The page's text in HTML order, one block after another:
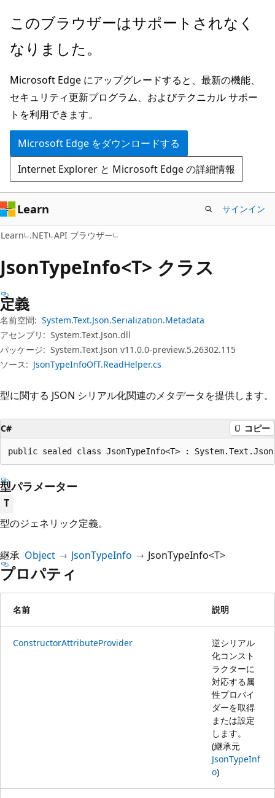
メ
ン
ン
テ
ン
ツ
に
ス
キ
ッ
プ
ペ
ジ
ナ
ビ
ゲ
ー
シ
ョ
ン
に
ス
キ
プ
このブラウザーはサポートされなく
なりました。
Microsoft Edge にアップグレードすると、最新の機能、
セキュリティ更新プログラム、およびテクニカル サポー
トを利用できます。
Microsoft Edge をダウンロードする
Internet Explorer と Microsoft Edge の詳細情報
Learn サインイン
Learn .NET API ブラウザー
JsonTypeInfo<T> クラス
定義
名前空間: System.Text.Json.Serialization.Metadata
アセンブリ: System.Text.Json.dll
パッケージ: System.Text.Json v11.0.0-preview.5.26302.115
ソース: JsonTypeInfoOfT.ReadHelper.cs
型に関する JSON シリアル化関連のメタデータを提供します。
C# コピー
public sealed class JsonTypeInfo<T> :
型パラメーター
T
型のジェネリック定義。
継承 Object JsonTypeInfo JsonTypeInfo<T>
プロパティ
名前 説明
ConstructorAttributeProvider
逆シリアル
化コンスト
ラクターに
対応する属
性プロバイ
ダーを取得
または設定
します。
(継承元
JsonTypeInf
o)